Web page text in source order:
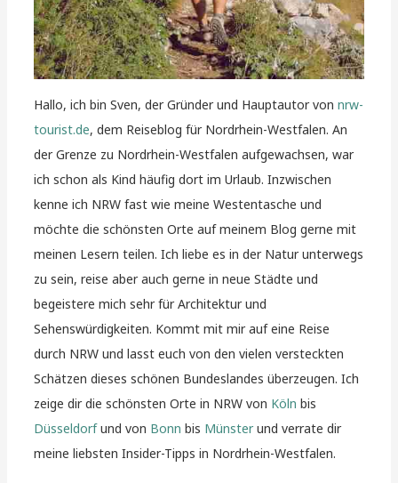
Hallo, ich bin Sven, der Gründer und Hauptautor vonnrw-
tourist.de, dem Reiseblog für Nordrhein-Westfalen. An
der Grenze zu Nordrhein-Westfalen aufgewachsen, war
ich schon als Kind häufig dort im Urlaub. Inzwischen
kenne ich NRW fast wie meine Westentasche und
möchte die schönsten Orte auf meinem Blog gerne mit
meinen Lesern teilen. Ich liebe es in der Natur unterwegs
zu sein, reise aber auch gerne in neue Städte und
begeistere mich sehr für Architektur und
Sehenswürdigkeiten. Kommt mit mir auf eine Reise
durch NRW und lasst euch von den vielen versteckten
Schätzen dieses schönen Bundeslandes überzeugen. Ich
zeige dir die schönsten Orte in NRW von Köln bis
Düsseldorfund von Bonn bis Münsterund verrate dir
meine liebsten Insider-Tipps in Nordrhein-Westfalen.